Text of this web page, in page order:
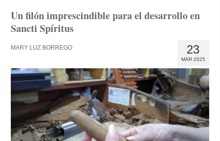
Un filón imprescindible para el desarrollo en
Sancti Spíritus
23
MAR 2025
MARY LUZ BORREGO